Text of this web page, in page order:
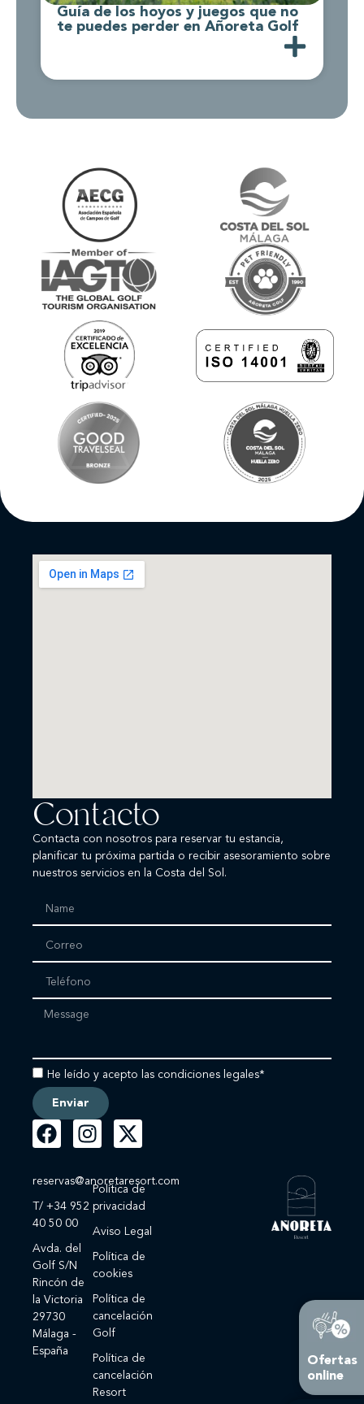
Guía de los hoyos y juegos que no
te puedes perder en Añoreta Golf
Contacto
Contacta con nosotros para reservar tu estancia,
planificar tu próxima partida o recibir asesoramiento sobre
nuestros servicios en la Costa del Sol.
He leído y acepto las condiciones legales*
Enviar
reservas@anoretaresort.com
T/ +34 952
40 50 00
Avda. del
Golf S/N
Rincón de
la Victoria
29730
Málaga -
España
Política de
privacidad
Aviso Legal
Política de
cookies
Política de
cancelación
Golf
Política de
cancelación
Resort
Ofertas
online